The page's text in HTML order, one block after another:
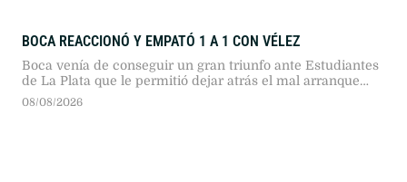
BOCA REACCIONÓ Y EMPATÓ 1 A 1 CON VÉLEZ
Boca venía de conseguir un gran triunfo ante Estudiantes
de La Plata que le permitió dejar atrás el mal arranque
que había tenido en este Torneo Clausura
08/08/2026